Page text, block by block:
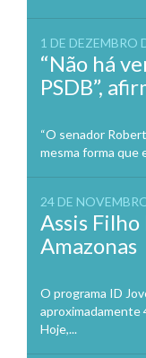
1 DE DEZEMBRO
“Não há
PSDB”,
“O senador
mesma forma que
24 DE
Assis
Amazonas
O programa ID
aproximadamente
Hoje,...